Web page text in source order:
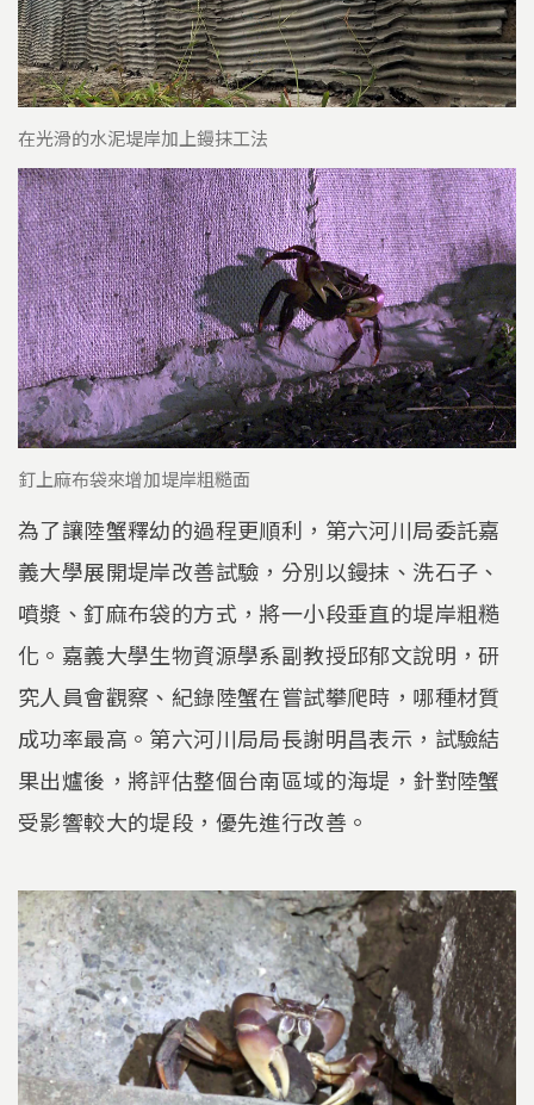
在光滑的水泥堤岸加上鏝抹工法
釘上麻布袋來增加堤岸粗糙面
為了讓陸蟹釋幼的過程更順利，第六河川局委託嘉
義大學展開堤岸改善試驗，分別以鏝抹、洗石子、
噴漿、釘麻布袋的方式，將一小段垂直的堤岸粗糙
化。嘉義大學生物資源學系副教授邱郁文說明，研
究人員會觀察、紀錄陸蟹在嘗試攀爬時，哪種材質
成功率最高。第六河川局局長謝明昌表示，試驗結
果出爐後，將評估整個台南區域的海堤，針對陸蟹
受影響較大的堤段，優先進行改善。